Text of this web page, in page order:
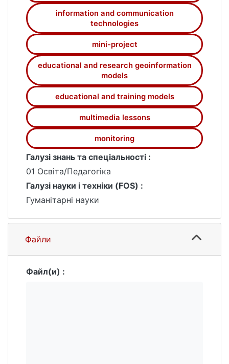
information and communication
technologies
mini-project
educational and research geoinformation
models
educational and training models
multimedia lessons
monitoring
Галузі знань та спеціальності :
01 Освіта/Педагогіка
Галузі науки і техніки (FOS) :
Гуманітарні науки
Файли
Файл(и) :